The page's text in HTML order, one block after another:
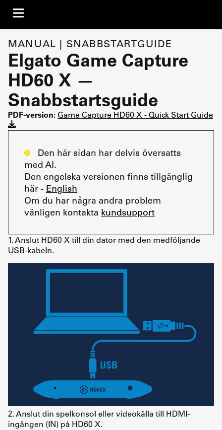
MANUAL | SNABBSTARTGUIDE
Elgato Game Capture
HD60 X —
Snabbstartsguide
PDF-version: Game Capture HD60 X - Quick Start Guide
Den här sidan har delvis översatts
med AI.
Den engelska versionen finns tillgänglig
här - English
Om du har några andra problem
vänligen kontakta kundsupport
1. Anslut HD60 X till din dator med den medföljande
USB-kabeln.
2. Anslut din spelkonsol eller videokälla till HDMI-
ingången (IN) på HD60 X.